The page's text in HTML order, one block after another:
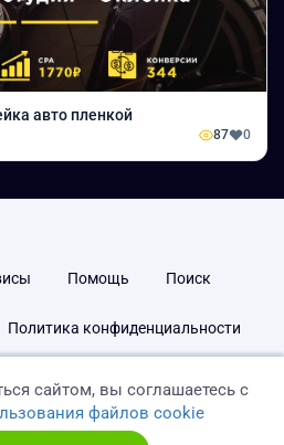
авто пленкой
87 0
Помощь Поиск
Политика конфиденциальности
сайтом, вы соглашаетесь с
файлов cookie